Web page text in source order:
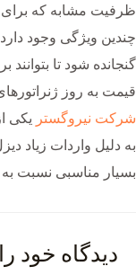
ظرفیت مشابه که برای
چندین ویژگی وجود دارد
گنجانده شود تا
قیمت به روز
شرکت نیروگستر یکی
به دلیل واردات زیاد
بسیار مناسبی نسبت به
دیدگاه‌ خود